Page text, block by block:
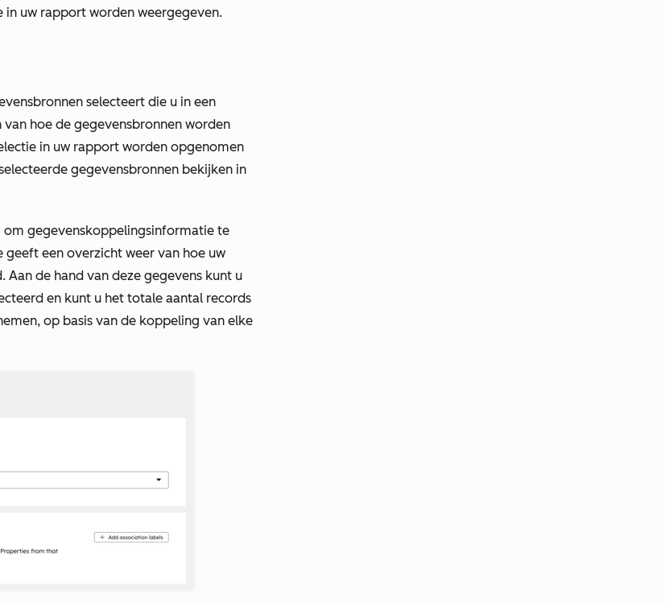
in uw rapport worden weergegeven.
selecteert die u in een
hoe de gegevensbronnen worden
in uw rapport worden opgenomen
gegevensbronnen bekijken in
om gegevenskoppelingsinformatie te
geeft een overzicht weer van hoe uw
de hand van deze gegevens kunt u
en kunt u het totale aantal records
op basis van de koppeling van elke